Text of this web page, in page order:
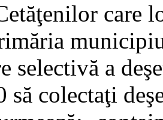
care
selectivă a
să colectaţi